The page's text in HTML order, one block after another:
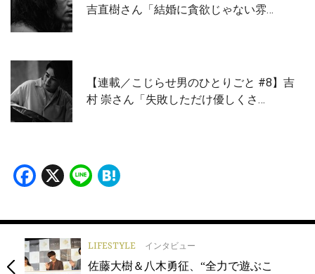
吉直樹さん「結婚に貪欲じゃない雰…
【連載／こじらせ男のひとりごと #8】吉
村 崇さん「失敗しただけ優しくさ…
Facebook
X Line
LIFESTYLE インタビュー
佐藤大樹＆八木勇征、“全力で遊ぶこ